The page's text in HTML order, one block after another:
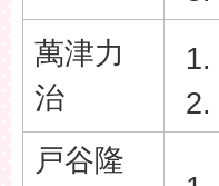
萬津力
治
戸谷隆